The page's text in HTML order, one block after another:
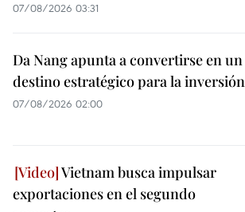
07/08/2026 03:31
Da Nang apunta a convertirse en un
destino estratégico para la inversión
07/08/2026 02:00
Vietnam busca impulsar
exportaciones en el segundo